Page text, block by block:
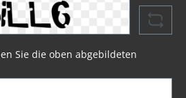
Lederriemen, die das
am Heck Ihrer
ermöglichen. Die Tasche ist
und
gegen Verformungen bei
geschützt. Somit ist
Sie die oben abgebildeten